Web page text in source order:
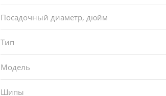
Посадочный диаметр, дюйм
Тип
Модель
Шипы